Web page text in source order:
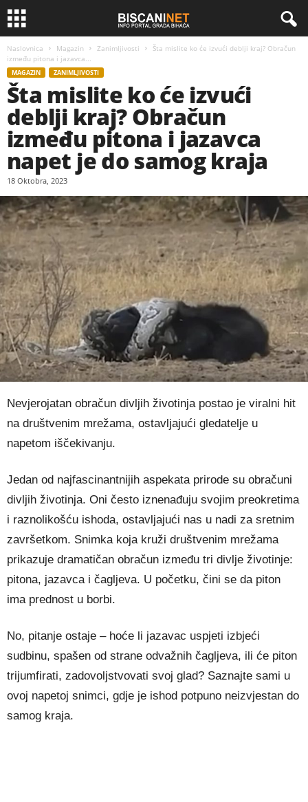
Naslovnica Magazin Zanimljivosti
Šta mislite ko će izvući deblji kraj? Obračun
između pitona i jazavca...
MAGAZIN ZANIMLJIVOSTI
Šta mislite ko će izvući
deblji kraj? Obračun
između pitona i jazavca
napet je do samog kraja
18 Oktobra, 2023
Nevjerojatan obračun divljih životinja postao je viralni hit
na društvenim mrežama, ostavljajući gledatelje u
napetom iščekivanju.
Jedan od najfascinantnijih aspekata prirode su obračuni
divljih životinja. Oni često iznenađuju svojim preokretima
i raznolikošću ishoda, ostavljajući nas u nadi za sretnim
završetkom. Snimka koja kruži društvenim mrežama
prikazuje dramatičan obračun između tri divlje životinje:
pitona, jazavca i čagljeva. U početku, čini se da piton
ima prednost u borbi.
No, pitanje ostaje – hoće li jazavac uspjeti izbjeći
sudbinu, spašen od strane odvažnih čagljeva, ili će piton
trijumfirati, zadovoljstvovati svoj glad? Saznajte sami u
ovoj napetoj snimci, gdje je ishod potpuno neizvjestan do
samog kraja.